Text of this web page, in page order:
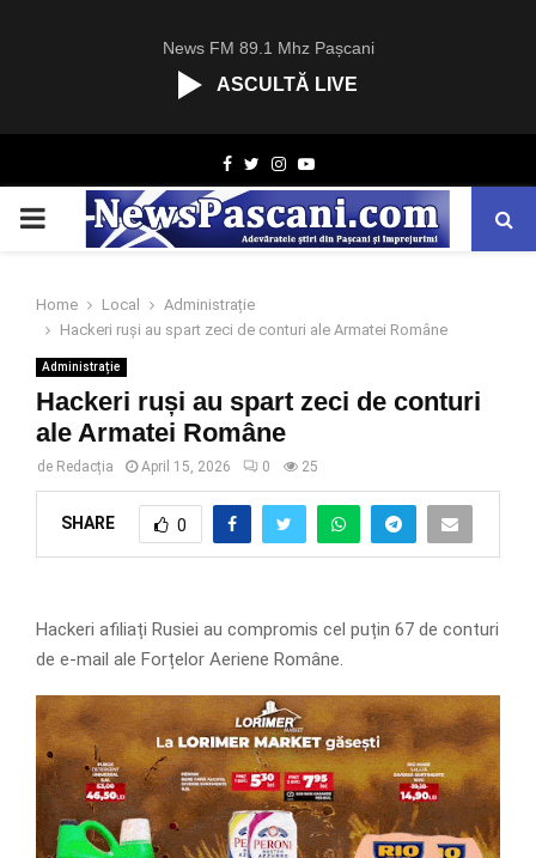
News FM 89.1 Mhz Pașcani
ASCULTĂ LIVE
Facebook
TwitterInstagram
Youtube
PRIMARY
Home Local
Administrație
Hackeri ruși au spart zeci de conturi ale Armatei Române
Administrație
Hackeri ruși au spart zeci de conturi
ale Armatei Române
de Redacția April 15, 2026 0 25
SHARE 0
Hackeri afiliați Rusiei au compromis cel puțin 67 de conturi
de e-mail ale Forțelor Aeriene Române.